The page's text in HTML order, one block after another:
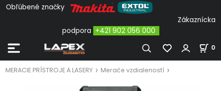
Obľúbené značky
Zákaznícka
podpora +421 902 056 000
0
MERACIE PRÍSTROJE A LASERY Merače vzdialeností